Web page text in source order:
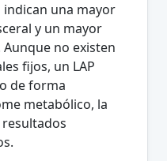
indican una mayor
y un mayor
no existen
fijos, un LAP
de forma
metabólico, la